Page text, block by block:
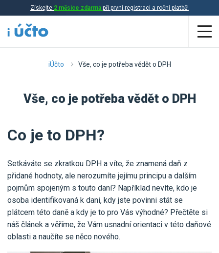
Získejte 2 měsíce zdarma při první registraci a roční platbě!
Aplikace
Daňová evidence
Online účetnictví
Online daňová evidence
Online fakturace
Propojení s bankou
Ceník
Účetní služby
Pro uživatele iÚčto
Poptávka účetních služeb
Pro koho je určené
iÚčto Vše, co je potřeba vědět o DPH
Vše, co je potřeba vědět o DPH
Co je to DPH?
Setkáváte se zkratkou DPH a víte, že znamená daň z
přidané hodnoty, ale nerozumíte jejímu principu a dalším
pojmům spojeným s touto daní? Například nevíte, kdo je
osoba identifikovaná k dani, kdy jste povinni stát se
plátcem této daně a kdy je to pro Vás výhodné? Přečtěte si
náš článek a věříme, že Vám usnadní orientaci v této daňové
oblasti a naučíte se něco nového.